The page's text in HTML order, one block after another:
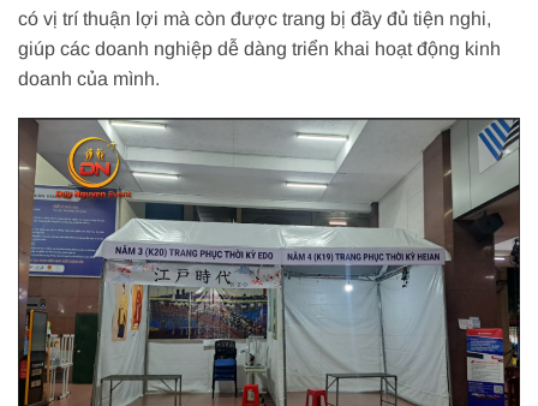
có vị trí thuận lợi mà còn được trang bị đầy đủ tiện nghi,
giúp các doanh nghiệp dễ dàng triển khai hoạt động kinh
doanh của mình.